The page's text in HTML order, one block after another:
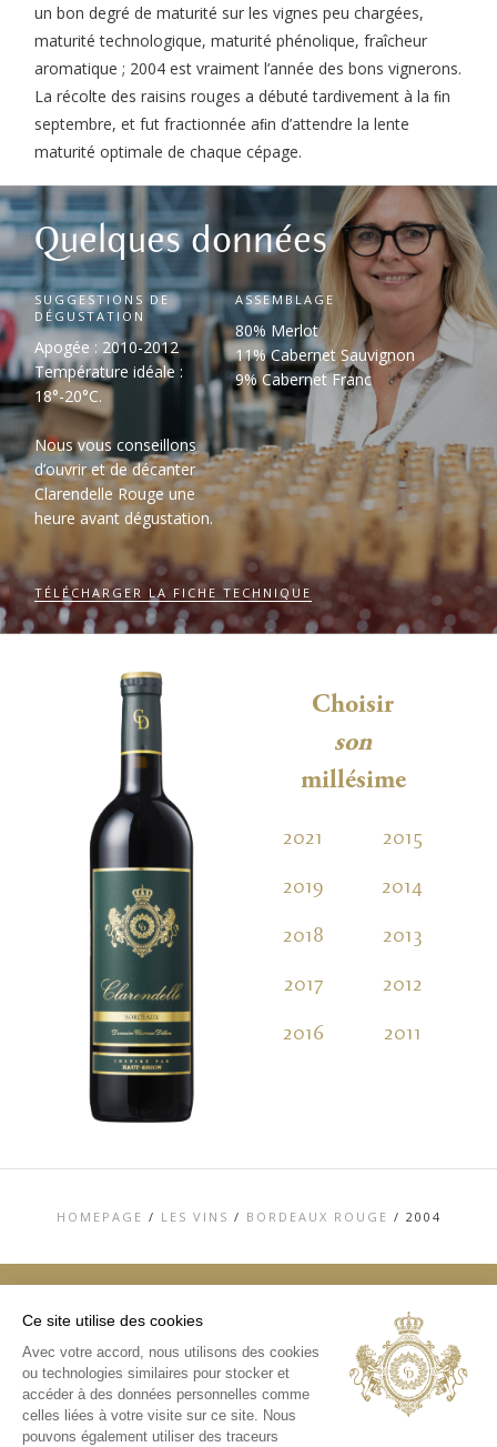
un bon degré de maturité sur les vignes peu chargées,
maturité technologique, maturité phénolique, fraîcheur
aromatique ; 2004 est vraiment l’année des bons vignerons.
La récolte des raisins rouges a débuté tardivement à la ﬁn
septembre, et fut fractionnée aﬁn d’attendre la lente
maturité optimale de chaque cépage.
Quelques données
SUGGESTIONS DE
DÉGUSTATION
Apogée : 2010-2012
Température idéale :
18°-20°C.
Nous vous conseillons
d’ouvrir et de décanter
Clarendelle Rouge une
heure avant dégustation.
ASSEMBLAGE
80% Merlot
11% Cabernet Sauvignon
9% Cabernet Franc
TÉLÉCHARGER LA FICHE TECHNIQUE
Choisir
son
millésime
2021
2019
2018
2017
2016
2015
2014
2013
2012
2011
HOMEPAGE / LES VINS / BORDEAUX ROUGE / 2004
CONTACT
MENTIONS LÉGALES
CHARTE DE DONNÉES PERSONNELLES &
COOKIES
MÉDIATHÈQUE
TOP
Ce site utilise des cookies
Avec votre accord, nous utilisons des cookies
ou technologies similaires pour stocker et
accéder à des données personnelles comme
celles liées à votre visite sur ce site. Nous
pouvons également utiliser des traceurs